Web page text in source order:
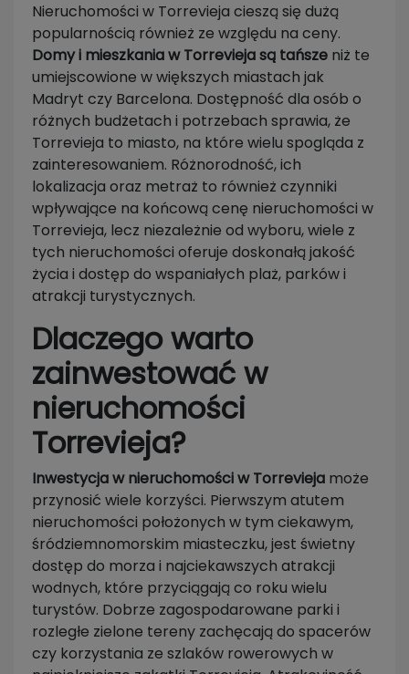
Nieruchomości w Torrevieja cieszą się dużą
popularnością również ze względu na ceny.
Domy i mieszkania w Torrevieja są tańsze niż te
umiejscowione w większych miastach jak
Madryt czy Barcelona. Dostępność dla osób o
różnych budżetach i potrzebach sprawia, że
Torrevieja to miasto, na które wielu spogląda z
zainteresowaniem. Różnorodność, ich
lokalizacja oraz metraż to również czynniki
wpływające na końcową cenę nieruchomości w
Torrevieja, lecz niezależnie od wyboru, wiele z
tych nieruchomości oferuje doskonałą jakość
życia i dostęp do wspaniałych plaż, parków i
atrakcji turystycznych.
Dlaczego warto
zainwestować w
nieruchomości
Torrevieja?
Inwestycja w nieruchomości w Torrevieja może
przynosić wiele korzyści. Pierwszym atutem
nieruchomości położonych w tym ciekawym,
śródziemnomorskim miasteczku, jest świetny
dostęp do morza i najciekawszych atrakcji
wodnych, które przyciągają co roku wielu
turystów. Dobrze zagospodarowane parki i
rozległe zielone tereny zachęcają do spacerów
czy korzystania ze szlaków rowerowych w